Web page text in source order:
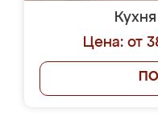
Цена: от